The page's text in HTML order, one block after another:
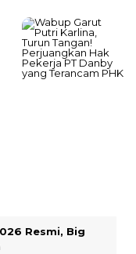
Resmi, Big